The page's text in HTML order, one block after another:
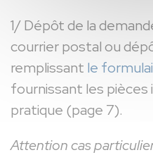
1/ Dépôt de la
courrier postal ou
remplissant le
fournissant les pièces
pratique (page 7).
Attention cas